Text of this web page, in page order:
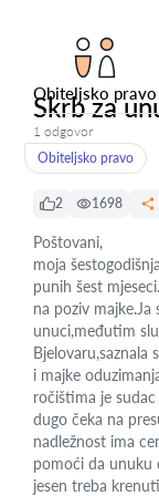
Obiteljsko pravo
Skrb za
1 odgovor
Obiteljsko pravo
2 1698
Poštovani,
moja
punih šest
na poziv
unuci,međutim
i majke
ročištima je
dugo čeka na
nadležnost ima
pomoći da unuku
jesen treba